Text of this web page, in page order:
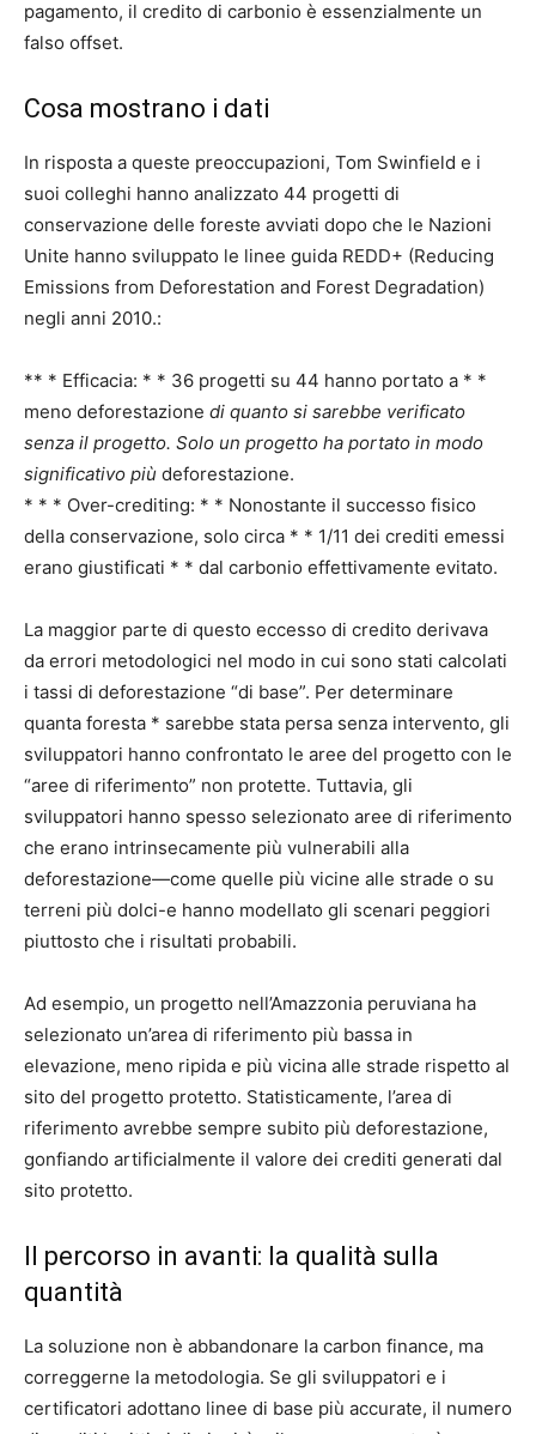
pagamento, il credito di carbonio è essenzialmente un
falso offset.
Cosa mostrano i dati
In risposta a queste preoccupazioni, Tom Swinfield e i
suoi colleghi hanno analizzato 44 progetti di
conservazione delle foreste avviati dopo che le Nazioni
Unite hanno sviluppato le linee guida REDD+ (Reducing
Emissions from Deforestation and Forest Degradation)
negli anni 2010.:
** * Efficacia: * * 36 progetti su 44 hanno portato a * *
meno deforestazione di quanto si sarebbe verificato
senza il progetto. Solo un progetto ha portato in modo
significativo più deforestazione.
* * * Over-crediting: * * Nonostante il successo fisico
della conservazione, solo circa * * 1/11 dei crediti emessi
erano giustificati * * dal carbonio effettivamente evitato.
La maggior parte di questo eccesso di credito derivava
da errori metodologici nel modo in cui sono stati calcolati
i tassi di deforestazione “di base”. Per determinare
quanta foresta * sarebbe stata persa senza intervento, gli
sviluppatori hanno confrontato le aree del progetto con le
“aree di riferimento” non protette. Tuttavia, gli
sviluppatori hanno spesso selezionato aree di riferimento
che erano intrinsecamente più vulnerabili alla
deforestazione—come quelle più vicine alle strade o su
terreni più dolci-e hanno modellato gli scenari peggiori
piuttosto che i risultati probabili.
Ad esempio, un progetto nell’Amazzonia peruviana ha
selezionato un’area di riferimento più bassa in
elevazione, meno ripida e più vicina alle strade rispetto al
sito del progetto protetto. Statisticamente, l’area di
riferimento avrebbe sempre subito più deforestazione,
gonfiando artificialmente il valore dei crediti generati dal
sito protetto.
Il percorso in avanti: la qualità sulla
quantità
La soluzione non è abbandonare la carbon finance, ma
correggerne la metodologia. Se gli sviluppatori e i
certificatori adottano linee di base più accurate, il numero